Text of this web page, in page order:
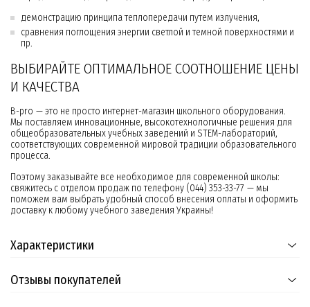
демонстрацию принципа теплопередачи путем излучения,
сравнения поглощения энергии светлой и темной поверхностями и
пр.
ВЫБИРАЙТЕ ОПТИМАЛЬНОЕ СООТНОШЕНИЕ ЦЕНЫ
И КАЧЕСТВА
B-pro — это не просто интернет-магазин школьного оборудования.
Мы поставляем инновационные, высокотехнологичные решения для
общеобразовательных учебных заведений и STEM-лабораторий,
соответствующих современной мировой традиции образовательного
процесса.
Поэтому заказывайте все необходимое для современной школы:
свяжитесь с отделом продаж по телефону (044) 353-33-77 — мы
поможем вам выбрать удобный способ внесения оплаты и оформить
доставку к любому учебного заведения Украины!
Характеристики
Отзывы покупателей